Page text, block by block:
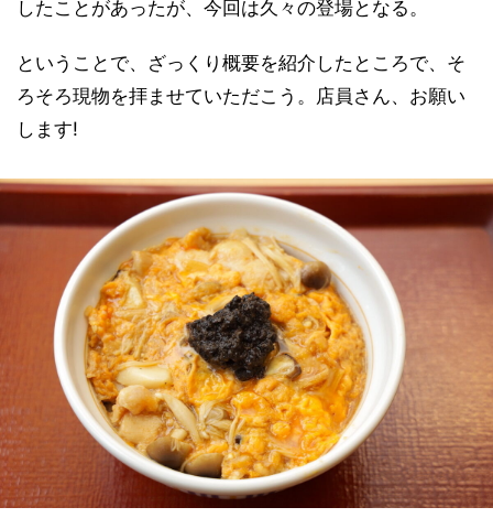
したことがあったが、今回は久々の登場となる。
ということで、ざっくり概要を紹介したところで、そ
ろそろ現物を拝ませていただこう。店員さん、お願い
します!